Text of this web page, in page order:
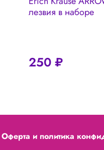
лезвия в наборе
250 ₽
Оферта и политика